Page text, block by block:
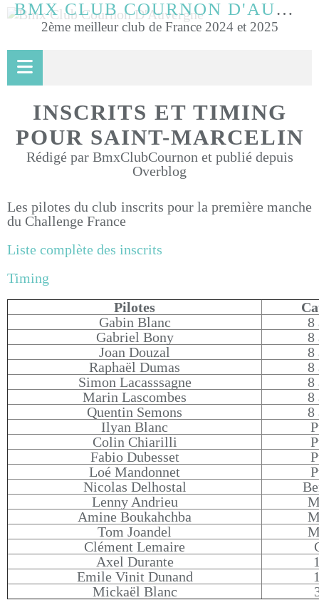
BMX CLUB COURNON D'AUVERGNE
2ème meilleur club de France 2024 et 2025
INSCRITS ET TIMING
POUR SAINT-MARCELIN
Rédigé par BmxClubCournon et publié depuis
Overblog
Les pilotes du club inscrits pour la première manche
du Challenge France
Liste complète des inscrits
Timing
Pilotes
Gabin Blanc
8
Gabriel Bony
8
Joan Douzal
8
Raphaël Dumas
8
Simon Lacasssagne
8
Marin Lascombes
8
Quentin Semons
8
Ilyan Blanc
Colin Chiarilli
Fabio Dubesset
Loé Mandonnet
Nicolas Delhostal
Lenny Andrieu
Amine Boukahchba
Tom Joandel
Clément Lemaire
Axel Durante
Emile Vinit Dunand
Mickaël Blanc